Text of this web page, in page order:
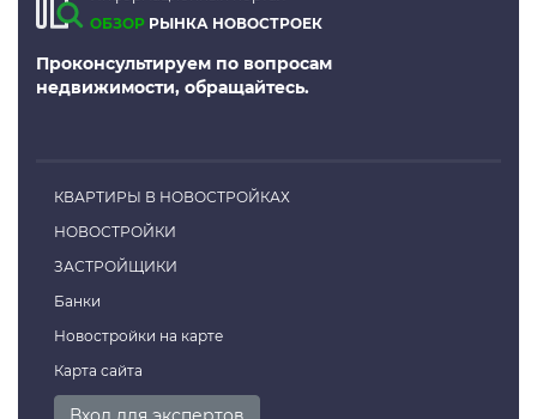
ОБЗОР РЫНКА НОВОСТРОЕК
Проконсультируем по вопросам
недвижимости, обращайтесь.
КВАРТИРЫ В НОВОСТРОЙКАХ
НОВОСТРОЙКИ
ЗАСТРОЙЩИКИ
Банки
Новостройки на карте
Карта сайта